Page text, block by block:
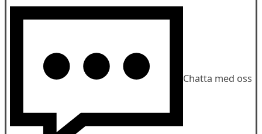
Chatta med oss